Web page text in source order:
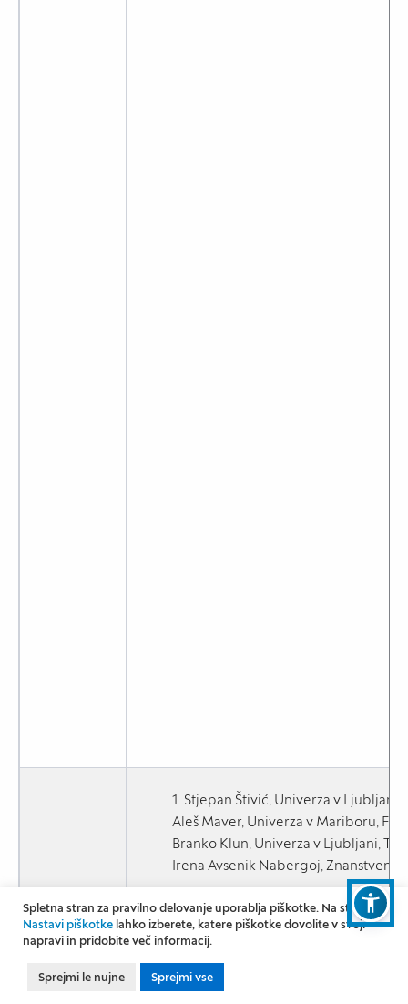
Elektronske
verzije
publikacij
1. Stjepan Štivić, Univerza v Ljubljani,
Aleš Maver, Univerza v Mariboru,
Branko Klun, Univerza v Ljubljani,
Irena Avsenik Nabergoj,
Predlogi, priporočila in smernice za
2.Bojan Žalec, Stjepan Štivić (Eds.)
This version of the monograph differs
Spletna stran za pravilno delovanje uporablja piškotke. Na strani
Nastavi piškotke lahko izberete, katere piškotke dovolite v svoji
napravi in pridobite več informacij.
Sprejmi le nujne Sprejmi vse